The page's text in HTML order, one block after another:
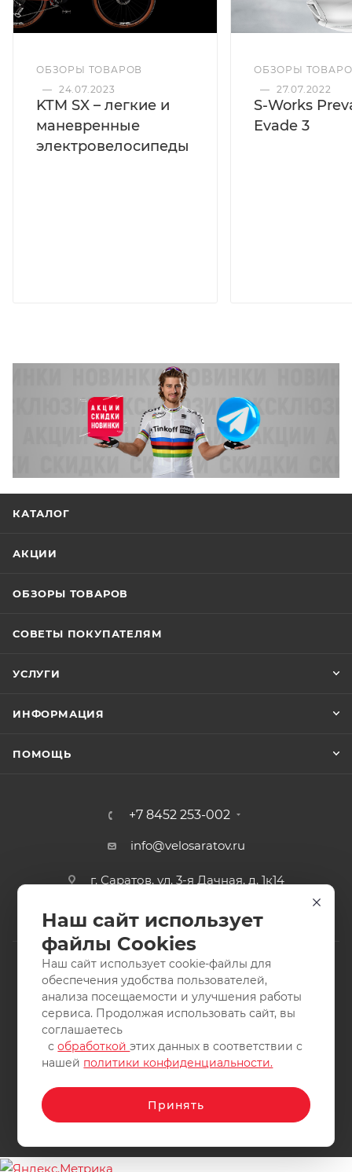
ОБЗОРЫ ТОВАРОВ
— 24.07.2023
KTM SX – легкие и
маневренные
электровелосипеды
ОБЗОРЫ
— 27.07.2022
S-Works
Evade 3
КАТАЛОГ
АКЦИИ
ОБЗОРЫ ТОВАРОВ
СОВЕТЫ ПОКУПАТЕЛЯМ
УСЛУГИ
ИНФОРМАЦИЯ
ПОМОЩЬ
+7 8452 253-002
info@velosaratov.ru
г. Саратов, ул. 3-я Дачная, д. 1к14
2011-2026 © интернет-магазин спортивных товаров
ВелоСаратов. Не является публичной офертой. Все права
защищены. Заимствование материалов и фотографий
запрещено.
Наш сайт использует
файлы Cookies
Наш сайт использует cookie-файлы для
обеспечения удобства пользователей,
анализа посещаемости и улучшения работы
сервиса. Продолжая использовать сайт, вы
соглашаетесь
собработкойэтих данных в соответствии с
нашей политики конфиденциальности.
Принять